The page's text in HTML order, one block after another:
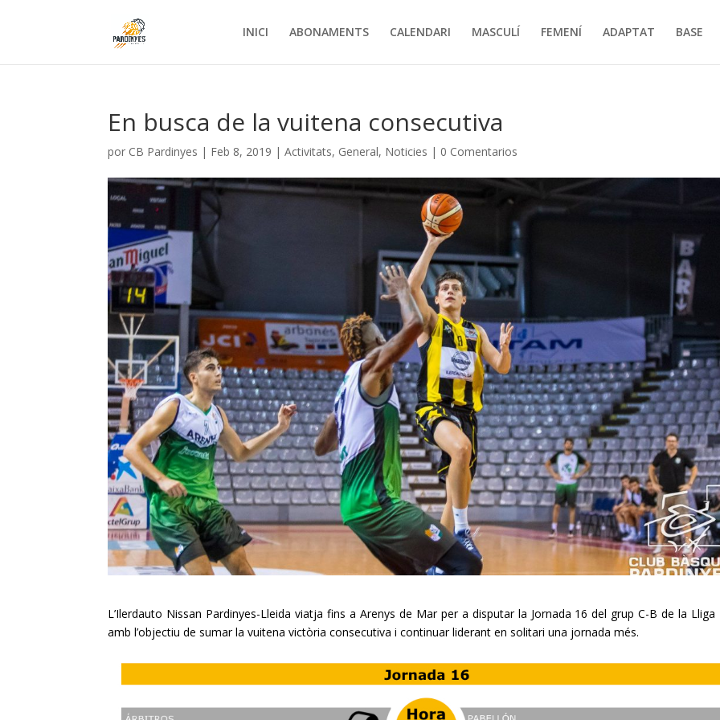
INICI ABONAMENTS CALENDARI MASCULÍ FEMENÍ ADAPTAT BASE
En busca de la vuitena consecutiva
por CB Pardinyes | Feb 8, 2019 |Activitats, General, Noticies | 0 Comentarios
L’Ilerdauto Nissan Pardinyes-Lleida viatja fins a Arenys de Mar per a disputar la Jornada 16 del grup C-B de la Lliga
amb l’objectiu de sumar la vuitena victòria consecutiva i continuar liderant en solitari una jornada més.